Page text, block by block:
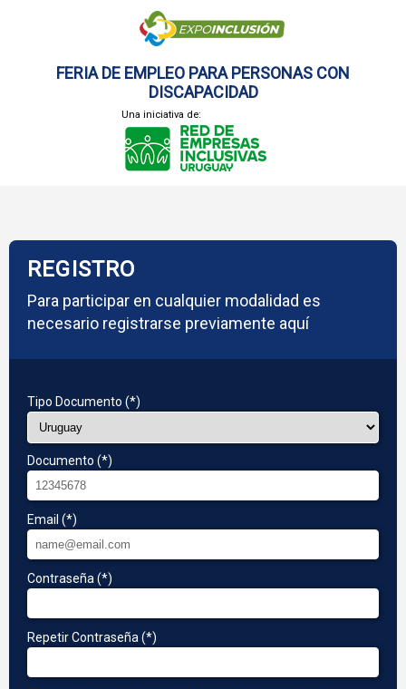
FERIA DE EMPLEO PARA PERSONAS CON
DISCAPACIDAD
Una iniciativa de:
REGISTRO
Para participar en cualquier modalidad es
necesario registrarse previamente aquí
Tipo Documento (*)
Documento (*)
Email (*)
Contraseña (*)
Repetir Contraseña (*)